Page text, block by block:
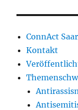
ConnAct
Kontakt